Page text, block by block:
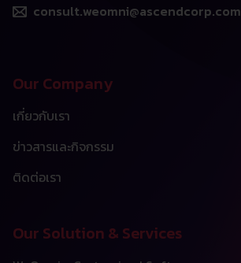
consult.weomni@ascendcorp.com
Our Company
เกี่ยวกับเรา
ข่าวสารและกิจกรรม
ติดต่อเรา
Our Solution & Services